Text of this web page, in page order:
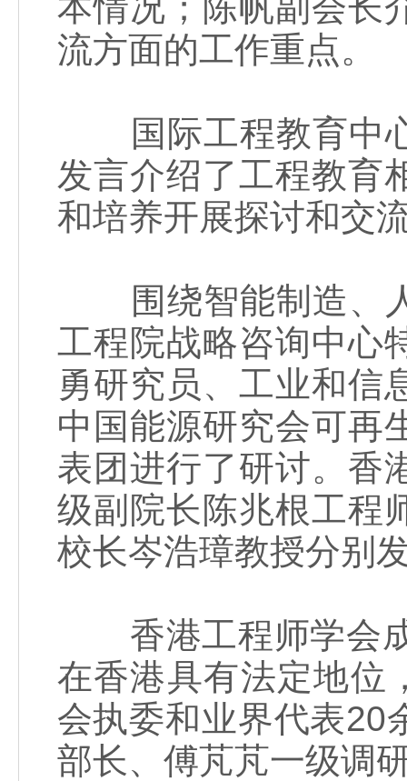
流方面的工作重点。
国际工程教育中心
发言介绍了工程教育
和培养开展探讨和交
围绕智能制造、人
工程院战略咨询中心
勇研究员、工业和信
中国能源研究会可再
表团进行了研讨。香
级副院长陈兆根工程
校长岑浩璋教授分别
香港工程师学会成
在香港具有法定地位
会执委和业界代表20
部长、傅芃芃一级调